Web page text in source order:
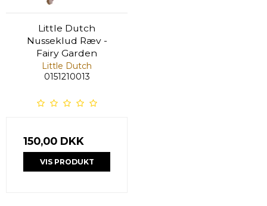
Little Dutch
Nusseklud Ræv -
Fairy Garden
Little Dutch
0151210013
150,00 DKK
VIS PRODUKT